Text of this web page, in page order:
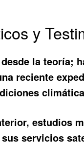
y
la teoría;
reciente
estudios
servicios